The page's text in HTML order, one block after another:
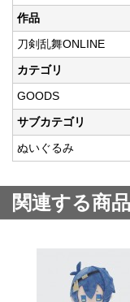
作品
刀剣乱舞ONLINE
カテゴリ
GOODS
サブカテゴリ
ぬいぐるみ
関連する商品